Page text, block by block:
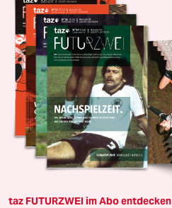
taz FUTURZWEI im Abo entdecken